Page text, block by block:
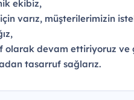
ekibiz,
varız, müşterilerimizin
olarak devam ettiriyoruz ve
tasarruf sağlarız.